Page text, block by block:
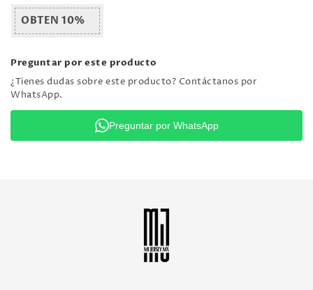
OBTEN 10%
Preguntar por este producto
¿Tienes dudas sobre este producto? Contáctanos por
WhatsApp.
Preguntar por WhatsApp